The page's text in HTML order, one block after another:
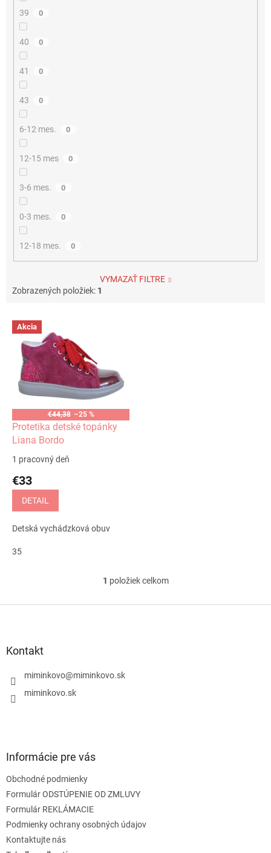
39 0
40 0
41 0
43 0
6-12 mes. 0
12-15 mes 0
3-6 mes. 0
0-3 mes. 0
12-18 mes. 0
VYMAZAŤ FILTRE
Zobrazených položiek: 1
V Akcia
€44,38 –25 %
Protetika detské topánky
Liana Bordo
1 pracovný deň
€33
DETAIL
Detská vychádzková obuv
35
O
l
s
1 položiek celkom
Kontakt
miminkovo@miminkovo.sk
miminkovo.sk
Informácie pre vás
Obchodné podmienky
Formulár ODSTÚPENIE OD ZMLUVY
Formulár REKLÁMACIE
Podmienky ochrany osobných údajov
Kontaktujte nás